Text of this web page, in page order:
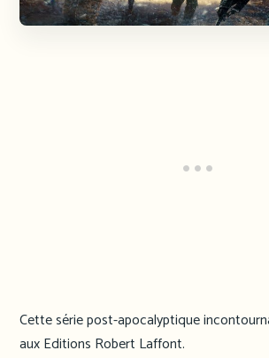
Cette série post-apocalyptique
aux Editions Robert Laffont.